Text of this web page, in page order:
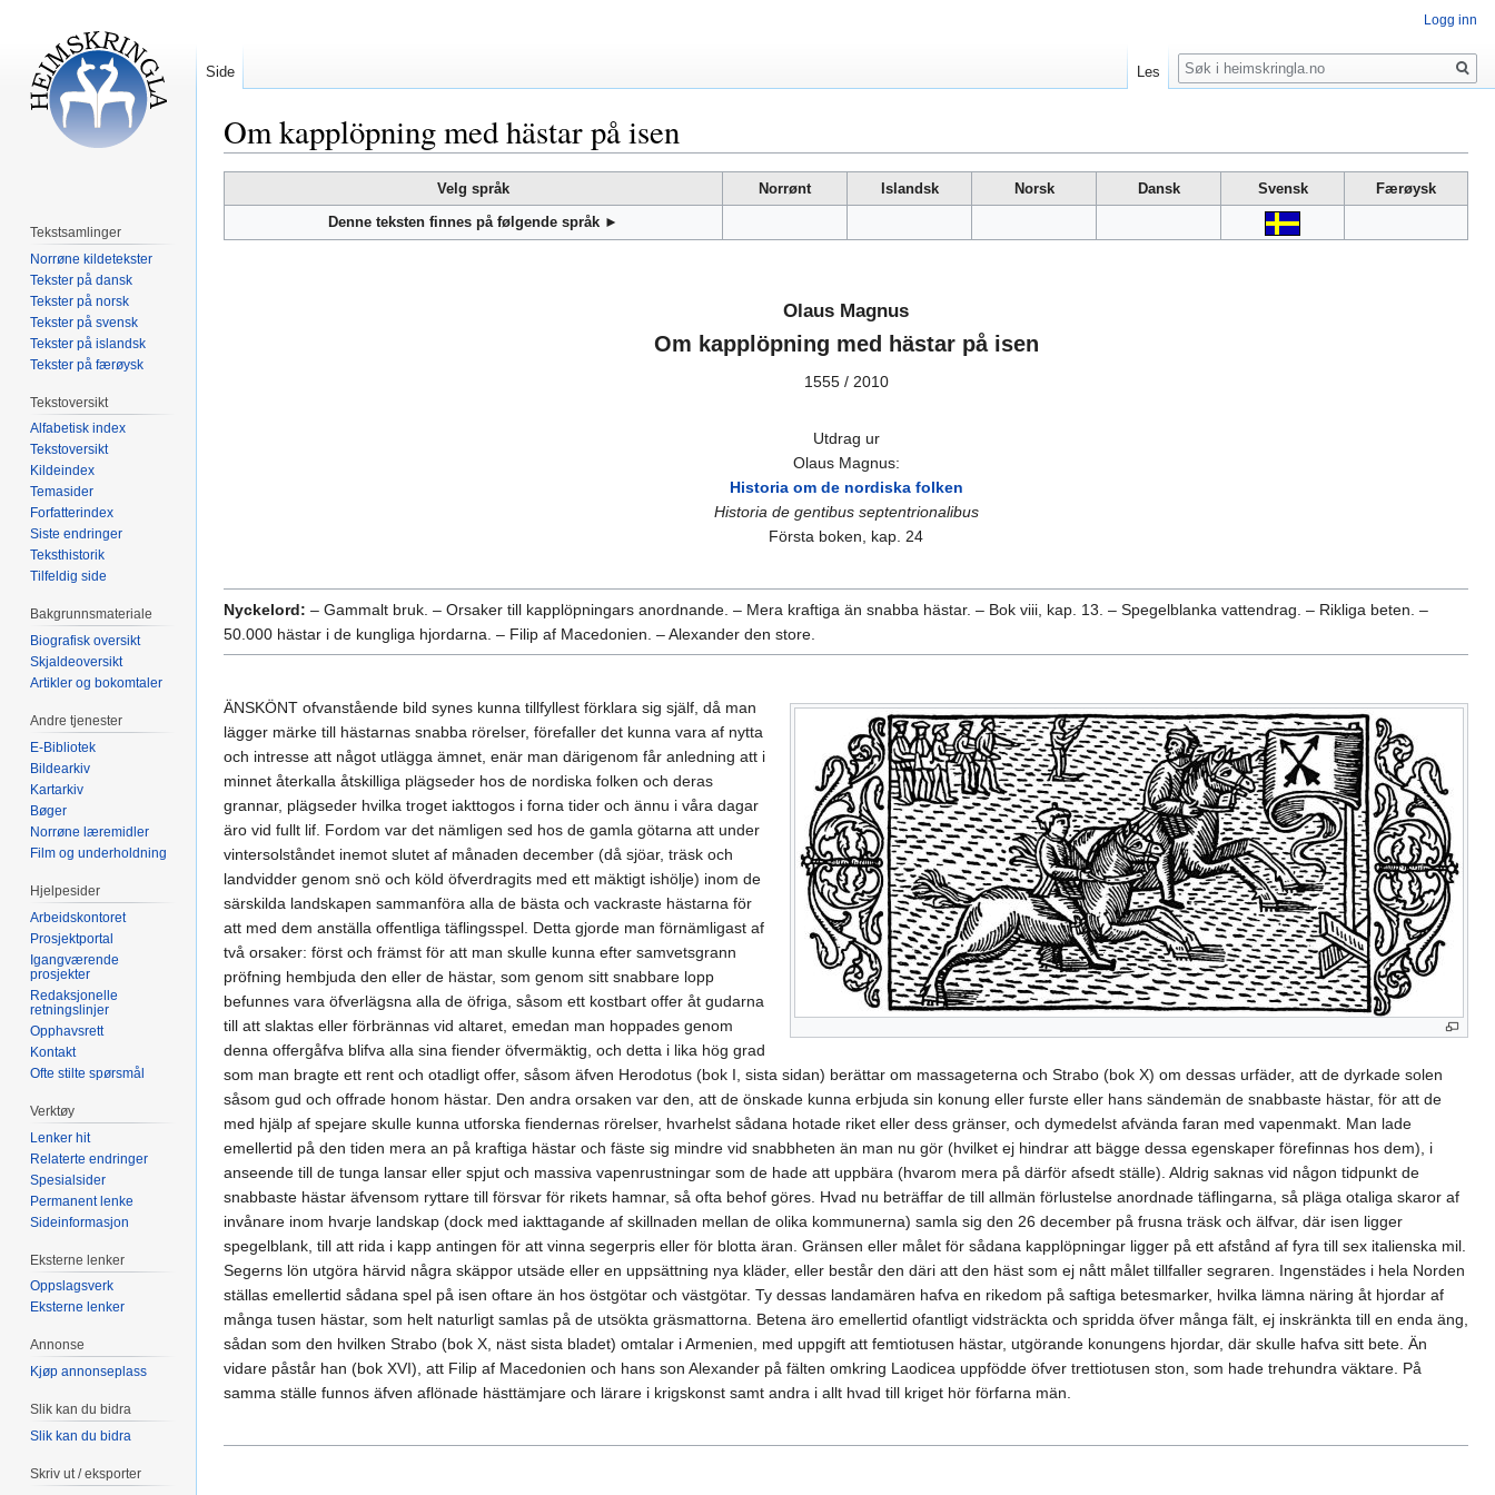
Om kapplöpning med hästar på isen
til
til
Velg språk Norrønt Islandsk Norsk Dansk Svensk
Færøysk
Denne teksten finnes på følgende språk ►
Olaus Magnus
Om kapplöpning med hästar på isen
1555 / 2010
Utdrag ur
Olaus Magnus:
Historia om de nordiska folken
Historia de gentibus septentrionalibus
Första boken, kap. 24
Nyckelord: – Gammalt bruk. – Orsaker till kapplöpningars anordnande. – Mera kraftiga än snabba hästar. – Bok viii, kap. 13. – Spegelblanka vattendrag. – Rikliga beten. –
50.000 hästar i de kungliga hjordarna. – Filip af Macedonien. – Alexander den store.
ÄNSKÖNT ofvanstående bild synes kunna tillfyllest förklara sig själf, då man
lägger märke till hästarnas snabba rörelser, förefaller det kunna vara af nytta
och intresse att något utlägga ämnet, enär man därigenom får anledning att i
minnet återkalla åtskilliga plägseder hos de nordiska folken och deras
grannar, plägseder hvilka troget iakttogos i forna tider och ännu i våra dagar
äro vid fullt lif. Fordom var det nämligen sed hos de gamla götarna att under
vintersolståndet inemot slutet af månaden december (då sjöar, träsk och
landvidder genom snö och köld öfverdragits med ett mäktigt ishölje) inom de
särskilda landskapen sammanföra alla de bästa och vackraste hästarna för
att med dem anställa offentliga täflingsspel. Detta gjorde man förnämligast af
två orsaker: först och främst för att man skulle kunna efter samvetsgrann
pröfning hembjuda den eller de hästar, som genom sitt snabbare lopp
befunnes vara öfverlägsna alla de öfriga, såsom ett kostbart offer åt gudarna
till att slaktas eller förbrännas vid altaret, emedan man hoppades genom
denna offergåfva blifva alla sina fiender öfvermäktig, och detta i lika hög grad
som man bragte ett rent och otadligt offer, såsom äfven Herodotus (bok I, sista sidan) berättar om massageterna och Strabo (bok X) om dessas urfäder, att de dyrkade solen
såsom gud och offrade honom hästar. Den andra orsaken var den, att de önskade kunna erbjuda sin konung eller furste eller hans sändemän de snabbaste hästar, för att de
med hjälp af spejare skulle kunna utforska fiendernas rörelser, hvarhelst sådana hotade riket eller dess gränser, och dymedelst afvända faran med vapenmakt. Man lade
emellertid på den tiden mera an på kraftiga hästar och fäste sig mindre vid snabbheten än man nu gör (hvilket ej hindrar att bägge dessa egenskaper förefinnas hos dem), i
anseende till de tunga lansar eller spjut och massiva vapenrustningar som de hade att uppbära (hvarom mera på därför afsedt ställe). Aldrig saknas vid någon tidpunkt de
snabbaste hästar äfvensom ryttare till försvar för rikets hamnar, så ofta behof göres. Hvad nu beträffar de till allmän förlustelse anordnade täflingarna, så pläga otaliga skaror af
invånare inom hvarje landskap (dock med iakttagande af skillnaden mellan de olika kommunerna) samla sig den 26 december på frusna träsk och älfvar, där isen ligger
spegelblank, till att rida i kapp antingen för att vinna segerpris eller för blotta äran. Gränsen eller målet för sådana kapplöpningar ligger på ett afstånd af fyra till sex italienska mil.
Segerns lön utgöra härvid några skäppor utsäde eller en uppsättning nya kläder, eller består den däri att den häst som ej nått målet tillfaller segraren. Ingenstädes i hela Norden
ställas emellertid sådana spel på isen oftare än hos östgötar och västgötar. Ty dessas landamären hafva en rikedom på saftiga betesmarker, hvilka lämna näring åt hjordar af
många tusen hästar, som helt naturligt samlas på de utsökta gräsmattorna. Betena äro emellertid ofantligt vidsträckta och spridda öfver många fält, ej inskränkta till en enda äng,
sådan som den hvilken Strabo (bok X, näst sista bladet) omtalar i Armenien, med uppgift att femtiotusen hästar, utgörande konungens hjordar, där skulle hafva sitt bete. Än
vidare påstår han (bok XVI), att Filip af Macedonien och hans son Alexander på fälten omkring Laodicea uppfödde öfver trettiotusen ston, som hade trehundra väktare. På
samma ställe funnos äfven aflönade hästtämjare och lärare i krigskonst samt andra i allt hvad till kriget hör förfarna män.
Logg inn
Side Les
Søk
Tekstsamlinger
Norrøne kildetekster
Tekster på dansk
Tekster på norsk
Tekster på svensk
Tekster på islandsk
Tekster på færøysk
Tekstoversikt
Alfabetisk index
Tekstoversikt
Kildeindex
Temasider
Forfatterindex
Siste endringer
Teksthistorik
Tilfeldig side
Bakgrunnsmateriale
Biografisk oversikt
Skjaldeoversikt
Artikler og bokomtaler
Andre tjenester
E-Bibliotek
Bildearkiv
Kartarkiv
Bøger
Norrøne læremidler
Film og underholdning
Hjelpesider
Arbeidskontoret
Prosjektportal
Igangværende
prosjekter
Redaksjonelle
retningslinjer
Opphavsrett
Kontakt
Ofte stilte spørsmål
Verktøy
Lenker hit
Relaterte endringer
Spesialsider
Permanent lenke
Sideinformasjon
Eksterne lenker
Oppslagsverk
Eksterne lenker
Annonse
Kjøp annonseplass
Slik kan du bidra
Slik kan du bidra
Skriv ut / eksporter